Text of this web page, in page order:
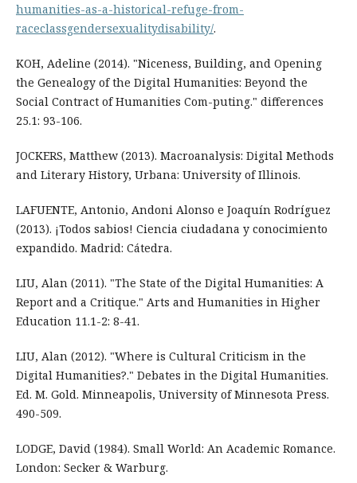
humanities-as-a-historical-refuge-from-
raceclassgendersexualitydisability/.
KOH, Adeline (2014). "Niceness, Building, and Opening
the Genealogy of the Digital Humanities: Beyond the
Social Contract of Humanities Com-puting." differences
25.1: 93-106.
JOCKERS, Matthew (2013). Macroanalysis: Digital Methods
and Literary History, Urbana: University of Illinois.
LAFUENTE, Antonio, Andoni Alonso e Joaquín Rodríguez
(2013). ¡Todos sabios! Ciencia ciudadana y conocimiento
expandido. Madrid: Cátedra.
LIU, Alan (2011). "The State of the Digital Humanities: A
Report and a Critique." Arts and Humanities in Higher
Education 11.1-2: 8-41.
LIU, Alan (2012). "Where is Cultural Criticism in the
Digital Humanities?." Debates in the Digital Humanities.
Ed. M. Gold. Minneapolis, University of Minnesota Press.
490-509.
LODGE, David (1984). Small World: An Academic Romance.
London: Secker & Warburg.